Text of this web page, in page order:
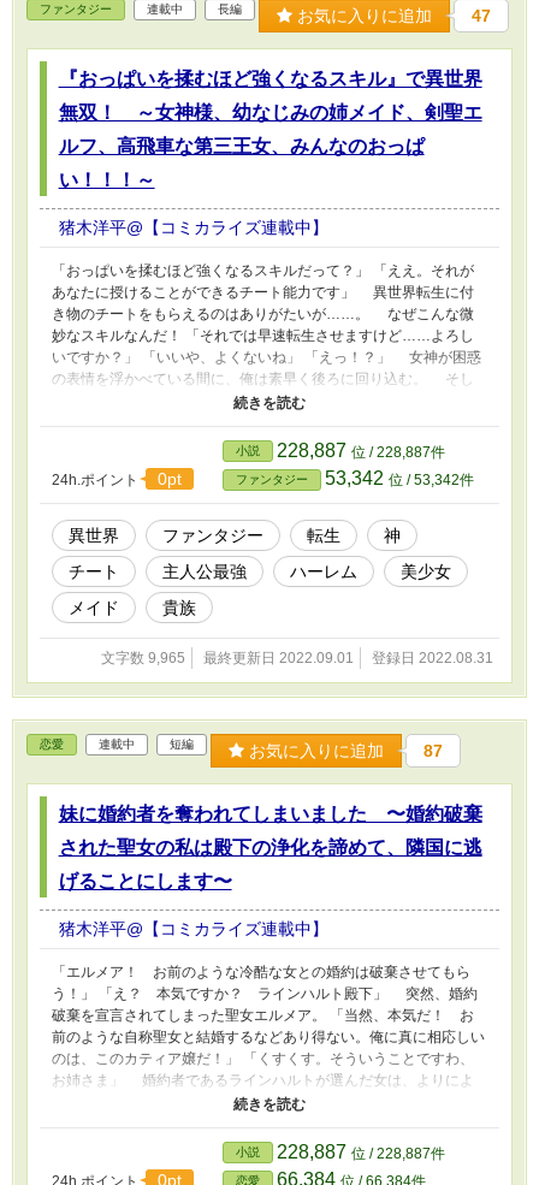
ファンタジー 連載中 長編 お気に入りに追加 47
『おっぱいを揉むほど強くなるスキル』で異世界
無双！ ～女神様、幼なじみの姉メイド、剣聖エ
ルフ、高飛車な第三王女、みんなのおっぱ
い！！！～
猪木洋平@【コミカライズ連載中】
「おっぱいを揉むほど強くなるスキルだって？」 「ええ。それが
あなたに授けることができるチート能力です」 異世界転生に付
き物のチートをもらえるのはありがたいが……。 なぜこんな微
妙なスキルなんだ！ 「それでは早速転生させますけど……よろし
いですか？」 「いいや、よくないね」 「えっ！？」 女神が困惑
の表情を浮かべている間に、俺は素早く後ろに回り込む。 そし
て、彼女のおっぱいを鷲掴みした。 「ひゃうぅん！」 なるほ
みなぎってくる！！ 「ちょ、ちょっと待ってください！！」 慌
てる女神に対して、俺は耳元へ囁くように語りかける。 「待たね
ぇよ。お前が創ったんだろ？ この『おっぱいを揉むほど強くなる
スキル』をなぁ！！」 「いやあああっ！！！」 俺は女神のおっ
ぱいを揉みしだいていく。 なかなか弾力があり、それでいてふ
んわりと溶けるような柔らかさも兼ね揃えている。 まさに、神
おっぱいだと言っていいだろう。 このチートスキルを利用し
て、せいぜい大暴れさせてもらうことにするぜ！ 待ってろ！
異世界の女子たちよ！
24h.ポイント 0pt
小説 228,887 位 / 228,887件
ファンタジー 53,342 位 / 53,342件
異世界 ファンタジー 転生
神
チート
主人公最強 ハーレム
美少女
メイド
貴族
文字数 9,965 最終更新日 2022.09.01 登録日 2022.08.31
恋愛 連載中 短編 お気に入りに追加 87
妹に婚約者を奪われてしまいました 〜婚約破棄
された聖女の私は殿下の浄化を諦めて、隣国に逃
げることにします〜
猪木洋平@【コミカライズ連載中】
「エルメア！ お前のような冷酷な女との婚約は破棄させてもら
う！」 「え？ 本気ですか？ ラインハルト殿下」 突然、婚約
破棄を宣言されてしまった聖女エルメア。 「当然、本気だ！ お
前のような自称聖女と結婚するなどあり得ない。俺に真に相応しい
のは、このカティア嬢だ！」 「くすくす。そういうことですわ、
お姉さま」 婚約者であるラインハルトが選んだ女は、よりによ
って腹違いの妹カティアであった。 エルメアは、ラインハルト
っそく失礼させていただきます」 あっさりとこの国を見限った
エルメア。 彼女が向かう先は、知り合いがいる隣国である。
24h.ポイント 0pt
小説 228,887 位 / 228,887件
恋愛 66,384 位 / 66,384件